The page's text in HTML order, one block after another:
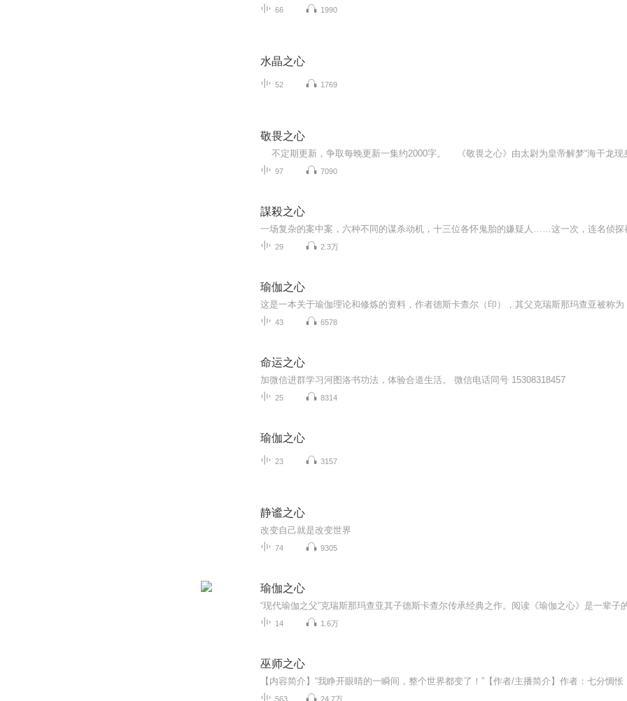
66 1990
水晶之心
52 1769
敬畏之心
97 7090
謀殺之心
29 2.3万
瑜伽之心
43 6578
命运之心
加微信进群学习河图洛书功法，体验合道生活。 微信电话同号 15308318457
25 8314
瑜伽之心
23 3157
静谧之心
改变自己就是改变世界
74 9305
瑜伽之心
14 1.6万
巫师之心
563 24.7万